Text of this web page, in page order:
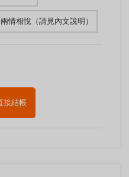
情相悅（請見內文說明）
接結帳